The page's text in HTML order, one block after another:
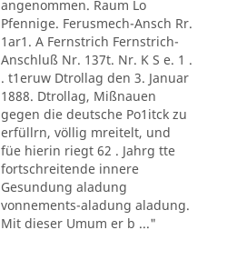
angenommen. Raum Lo
Pfennige. Ferusmech-Ansch Rr.
1ar1. A Fernstrich Fernstrich-
Anschluß Nr. 137t. Nr. K S e. 1 .
. t1eruw Dtrollag den 3. Januar
1888. Dtrollag, Mißnauen
gegen die deutsche Po1itck zu
erfüllrn, völlig mreitelt, und
füe hierin riegt 62 . Jahrg tte
fortschreitende innere
Gesundung aladung
vonnements-aladung aladung.
Mit dieser Umum er b ..."